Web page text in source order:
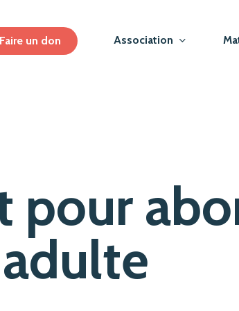
Faire un don Association
pour